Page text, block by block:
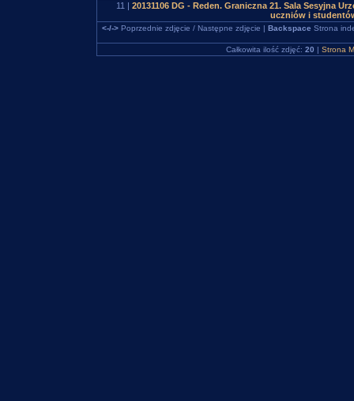
11 | 20131106 DG - Reden. Graniczna 21. Sala Sesyjna
uczniów i
<-/->Poprzednie zdjęcie / Następne zdjęcie | Backspace Strona
Całkowita ilość zdjęć: 20 | Strona